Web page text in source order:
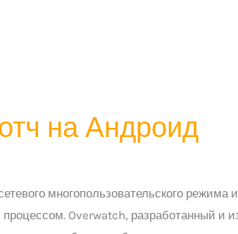
на Андроид
многопользовательского
Overwatch, разработанный и